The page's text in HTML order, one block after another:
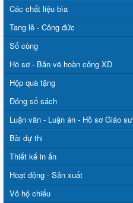
Các chất liệu bìa
Tang lễ - Công đức
Sổ còng
Hồ sơ - Bản vẽ hoàn công XD
Hộp quà tặng
Đóng sổ sách
Luận văn - Luận án - Hồ sơ Giáo sư
Bài dự thi
Thiết kế in ấn
Hoạt động - Sản xuất
Vỏ hộ chiếu